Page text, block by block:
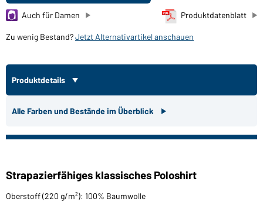
Produktdatenblatt
Auch für Damen
Zu wenig Bestand?Jetzt Alternativartikel anschauen
Produktdetails
Alle Farben und Bestände im Überblick
Strapazierfähiges klassisches Poloshirt
Oberstoff (220 g/m²): 100% Baumwolle